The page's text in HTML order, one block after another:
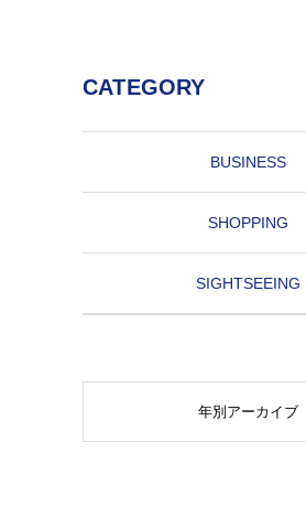
CATEGORY
BUSINESS
SHOPPING
SIGHTSEEING
年別アーカイブ